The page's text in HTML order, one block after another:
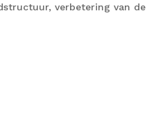
verbetering van de